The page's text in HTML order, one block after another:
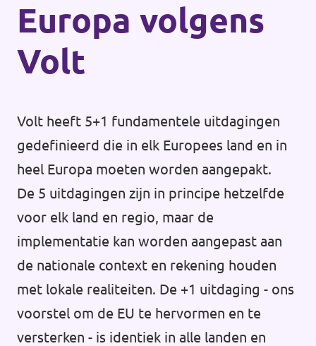
Europa volgens
Volt
Volt heeft 5+1 fundamentele uitdagingen
gedefinieerd die in elk Europees land en in
heel Europa moeten worden aangepakt.
De 5 uitdagingen zijn in principe hetzelfde
voor elk land en regio, maar de
implementatie kan worden aangepast aan
de nationale context en rekening houden
met lokale realiteiten. De +1 uitdaging - ons
voorstel om de EU te hervormen en te
versterken - is identiek in alle landen en